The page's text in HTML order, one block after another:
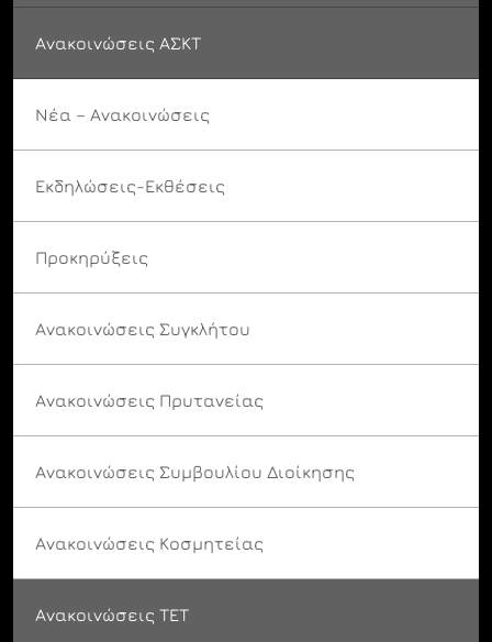
Ανακοινώσεις ΑΣΚΤ
Νέα – Ανακοινώσεις
Εκδηλώσεις-Εκθέσεις
Προκηρύξεις
Ανακοινώσεις Συγκλήτου
Ανακοινώσεις Πρυτανείας
Ανακοινώσεις Συμβουλίου Διοίκησης
Ανακοινώσεις Κοσμητείας
Ανακοινώσεις ΤΕΤ